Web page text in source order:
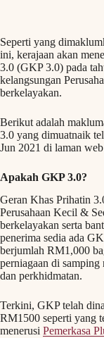
Seperti yang
ini, kerajaan akan
3.0 (GKP 3.0) pada
kelangsungan
berkelayakan.
Berikut adalah
3.0 yang dimuatnaik
Jun 2021 di laman
Apakah GKP 3.0?
Geran Khas Prihatin
Perusahaan Kecil &
berkelayakan serta
penerima sedia ada
berjumlah RM1,000
perniagaan di
dan perkhidmatan.
Terkini, GKP telah
RM1500 seperti yang
menerusi Pemerkasa